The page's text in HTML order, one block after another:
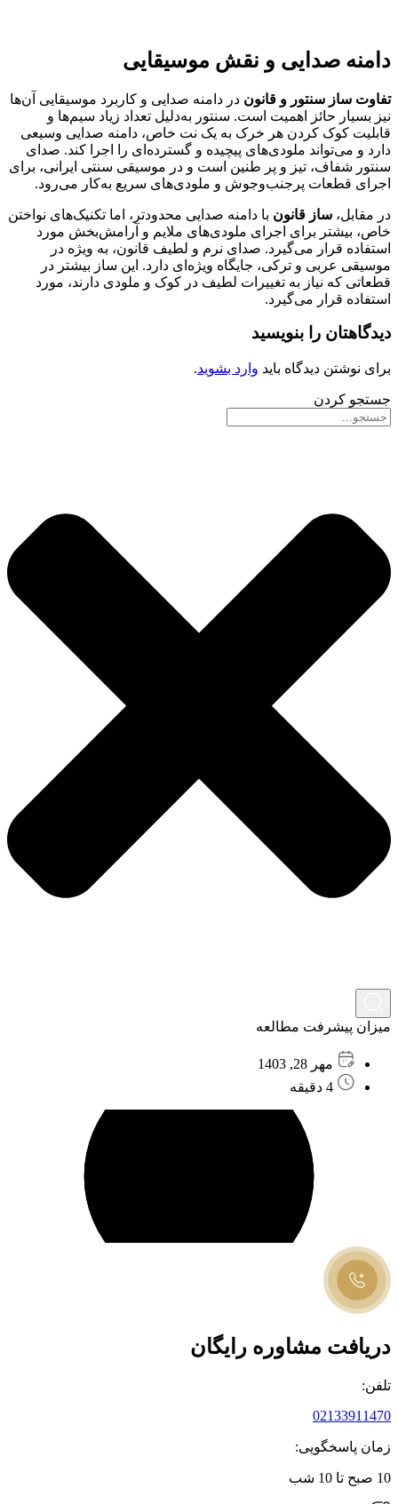
دامنه صدایی و نقش موسیقایی
تفاوت ساز سنتور و قانون در دامنه صدایی و کاربرد موسیقایی آن‌ها
نیز بسیار حائز اهمیت است. سنتور به‌دلیل تعداد زیاد سیم‌ها و
قابلیت کوک کردن هر خرک به یک نت خاص، دامنه صدایی وسیعی
دارد و می‌تواند ملودی‌های پیچیده و گسترده‌ای را اجرا کند. صدای
سنتور شفاف، تیز و پر طنین است و در موسیقی سنتی ایرانی، برای
اجرای قطعات پرجنب‌وجوش و ملودی‌های سریع به‌کار می‌رود.
در مقابل، ساز قانون با دامنه صدایی محدودتر، اما تکنیک‌های نواختن
خاص، بیشتر برای اجرای ملودی‌های ملایم و آرامش‌بخش مورد
استفاده قرار می‌گیرد. صدای نرم و لطیف قانون، به ویژه در
موسیقی عربی و ترکی، جایگاه ویژه‌ای دارد. این ساز بیشتر در
قطعاتی که نیاز به تغییرات لطیف در کوک و ملودی دارند، مورد
استفاده قرار می‌گیرد.
دیدگاهتان را بنویسید
برای نوشتن دیدگاه باید وارد بشوید.
جستجو کردن
میزان پیشرفت مطالعه
مهر 28, 1403
4 دقیقه
دریافت مشاوره رایگان
تلفن:
02133911470
زمان پاسخگویی:
10 صبح تا 10 شب